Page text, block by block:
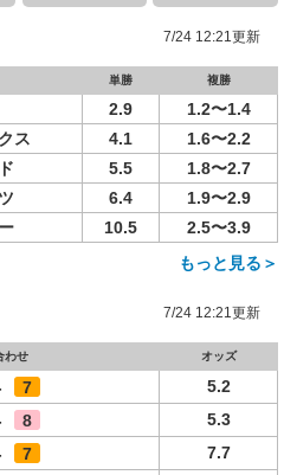
7/24 12:21更新
単勝 複勝
2.9
1.2〜1.4
ス 4.1
1.6〜2.2
5.5
1.8〜2.7
6.4
1.9〜2.9
10.5
2.5〜3.9
もっと見る＞
7/24 12:21更新
わせ オッズ
7
5.2
8
5.3
7
7.7